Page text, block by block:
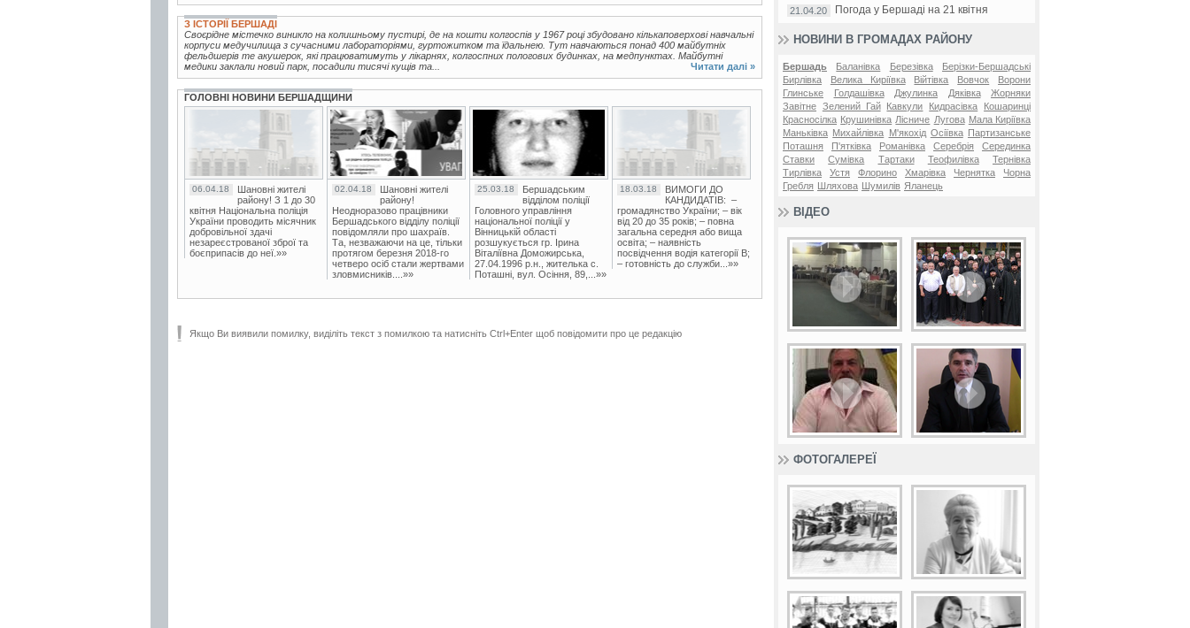
З ІСТОРІЇ БЕРШАДІ
Своєрідне містечко виникло на колишньому пустирі, де на кошти колгоспів у 1967 році збудовано кількаповерхові навчальні
корпуси медучилища з сучасними лабораторіями, гуртожитком та їдальнею. Тут навчаються понад 400 майбутніх
фельдшерів те акушерок, які працюватимуть у лікарнях, колгоспних пологових будинках, на медпунктах. Майбутні
медики заклали новий парк, посадили тисячі кущів та...
Читати далі »
ГОЛОВНІ НОВИНИ БЕРШАДЩИНИ
06.04.18
Шановні жителі
району! З 1 до 30
квітня Національна поліція
України проводить місячник
добровільної здачі
незареєстрованої зброї та
боєприпасів до неї.»»
02.04.18
Шановні жителі
району!
Неодноразово працівники
Бершадського відділу поліції
повідомляли про шахраїв.
Та, незважаючи на це, тільки
протягом березня 2018-го
четверо осіб стали жертвами
зловмисників....»»
25.03.18
Бершадським
відділом поліції
Головного управління
національної поліції у
Вінницькій області
розшукується гр. Ірина
Віталіївна Доможирська,
27.04.1996 р.н., жителька с.
Поташні, вул. Осіння, 89,...»»
18.03.18
ВИМОГИ ДО
КАНДИДАТІВ: –
громадянство України; – вік
від 20 до 35 років; – повна
загальна середня або вища
освіта; – наявність
посвідчення водія категорії В;
– готовність до служби...»»
Якщо Ви виявили помилку, виділіть текст з помилкою та натисніть Ctrl+Enter щоб повідомити про це редакцію
21.04.20 Погода у Бершаді на 21 квітня
НОВИНИ В ГРОМАДАХ РАЙОНУ
Бершадь Баланівка Березівка
Берізки-Бершадські
Бирлівка
Велика Киріївка Війтівка Вовчок
Ворони
Глинське
Голдашівка Джулинка Дяківка
Жорняки
Завітне Зелений Гай Кавкули Кидрасівка
Кошаринці
Красносілка Крушинівка Лісниче Лугова Мала Киріївка
Маньківка Михайлівка М'якохід Осіївка
Партизанське
Поташня
П'ятківка Романівка Серебрія
Серединка
Ставки
Сумівка Тартаки Теофилівка
Тернівка
Тирлівка
Устя Флорино Хмарівка Чернятка
Чорна
Гребля
Шляхова Шумилів Яланець
ВІДЕО
ФОТОГАЛЕРЕЇ